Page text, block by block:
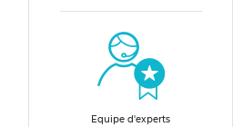
hermétique et se transportent
en famille.
en compte dans le choix
de conservation ?
Equipe d'experts